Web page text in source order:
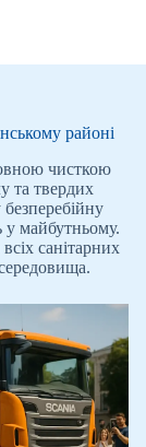
районі
чисткою
та твердих
у майбутньому.
санітарних